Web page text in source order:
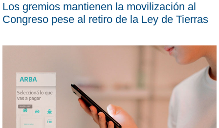
Los gremios mantienen la movilización al
Congreso pese al retiro de la Ley de Tierras